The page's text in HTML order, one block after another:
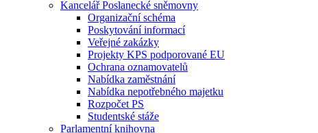
Kancelář Poslanecké sněmovny
Organizační schéma
Poskytování informací
Veřejné zakázky
Projekty KPS podporované EU
Ochrana oznamovatelů
Nabídka zaměstnání
Nabídka nepotřebného majetku
Rozpočet PS
Studentské stáže
Parlamentní knihovna